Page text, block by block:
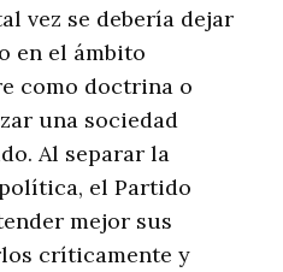
vez se debería dejar
en el ámbito
como doctrina o
una sociedad
Al separar la
el Partido
mejor sus
críticamente y